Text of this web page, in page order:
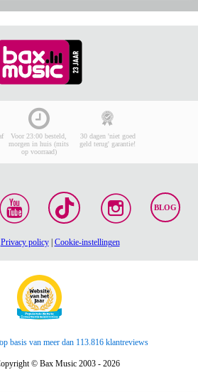
Voor 23:00 besteld,
morgen in huis (mits
op voorraad)
30 dagen 'niet goed
geld terug' garantie!
BLOG
Privacy policy| Cookie-instellingen
basis van meer dan 113.816 klantreviews
© Bax Music 2003 - 2026